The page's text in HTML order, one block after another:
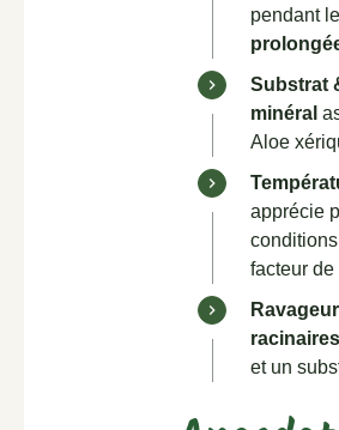
pendant
Substrat
minéral
Aloe
apprécie
facteur
racinaires
et un